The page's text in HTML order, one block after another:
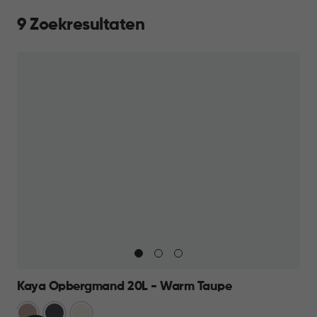
9 Zoekresultaten
Kaya Opbergmand 20L - Warm Taupe
WarmAntraciet